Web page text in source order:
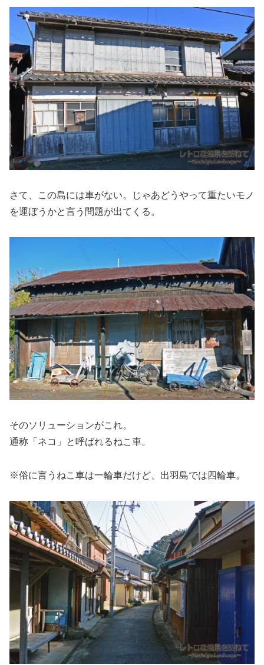
さて、この島には車がない。じゃあどうやって重たいモノ
を運ぼうかと言う問題が出てくる。
そのソリューションがこれ。
通称「ネコ」と呼ばれるねこ車。
※俗に言うねこ車は一輪車だけど、出羽島では四輪車。